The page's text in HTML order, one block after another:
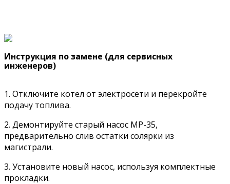
Инструкция по замене (для сервисных
инженеров)
1. Отключите котел от электросети и перекройте
подачу топлива.
2. Демонтируйте старый насос МР-35,
предварительно слив остатки солярки из
магистрали.
3. Установите новый насос, используя комплектные
прокладки.